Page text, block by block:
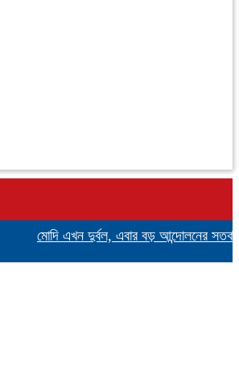
মোদি এখন দুর্বল, এবার বড় আন্দোলনের সতর্কবার্তা